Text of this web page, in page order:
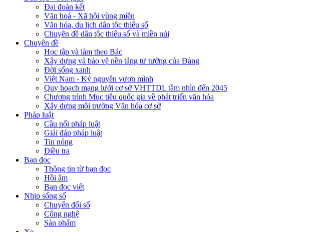
Đại đoàn kết
Văn hoá - Xã hội vùng miền
Văn hóa, du lịch dân tộc thiểu số
Chuyên đề dân tộc thiểu số và miền núi
Chuyên đề
Học tập và làm theo Bác
Xây dựng và bảo vệ nền tảng tư tưởng của Đảng
Đời sống xanh
Việt Nam - Kỷ nguyên vươn mình
Quy hoạch mạng lưới cơ sở VHTTDL tầm nhìn đến 2045
Chương trình Mục tiêu quốc gia về phát triển văn hóa
Xây dựng môi trường Văn hóa cơ sở
Pháp luật
Cầu nối pháp luật
Giải đáp pháp luật
Tin nóng
Điều tra
Bạn đọc
Thông tin từ bạn đọc
Hồi âm
Bạn đọc viết
Nhịp sống số
Chuyển đổi số
Công nghệ
Sản phẩm